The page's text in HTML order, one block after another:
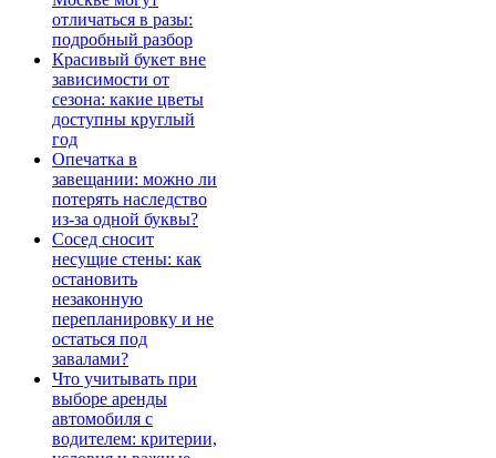
отличаться в разы:
подробный разбор
Красивый букет вне
зависимости от
сезона: какие цветы
доступны круглый
год
Опечатка в
завещании: можно ли
потерять наследство
из-за одной буквы?
Сосед сносит
несущие стены: как
остановить
незаконную
перепланировку и не
остаться под
завалами?
Что учитывать при
выборе аренды
автомобиля с
водителем: критерии,